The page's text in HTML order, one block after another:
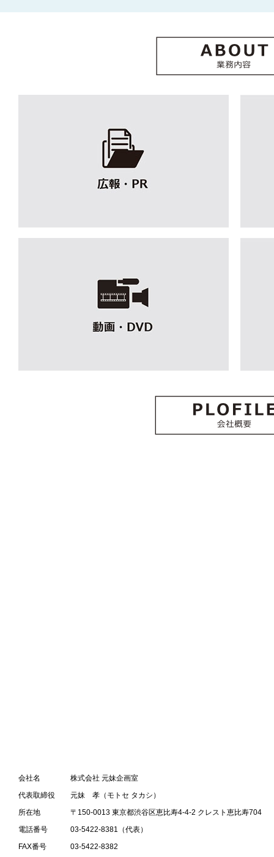
会社名
代表取締役
所在地
電話番号
FAX番号
株式会社 元妹企画室
元妹 孝（モトセ タカシ）
〒150-0013 東京都渋谷区恵比寿4-4-2 クレスト恵比寿704
03-5422-8381（代表）
03-5422-8382